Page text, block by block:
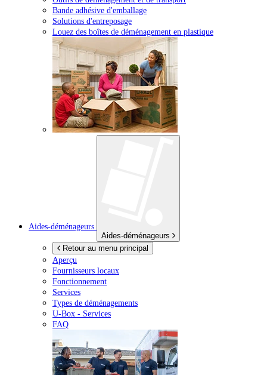
Bande adhésive d'emballage
Solutions d'entreposage
Louez des boîtes de déménagement en plastique
Aides-déménageurs
Aides-déménageurs
Retour au menu principal
Aperçu
Fournisseurs locaux
Fonctionnement
Services
Types de déménagements
U-Box - Services
FAQ